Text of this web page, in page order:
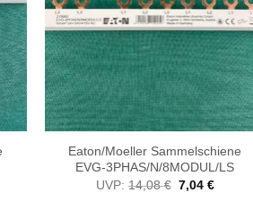
Eaton/Moeller Sammelschiene
EVG-3PHAS/N/8MODUL/LS
UVP: 14,08€ 7,04€